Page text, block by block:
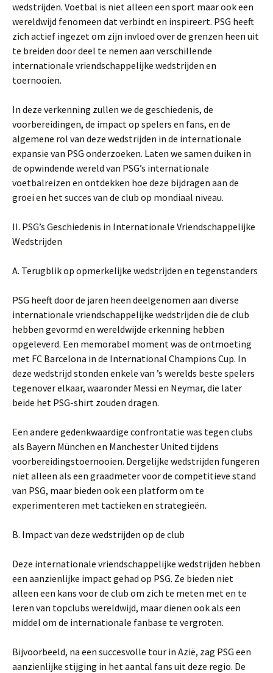
wedstrijden. Voetbal is niet alleen een sport maar ook een
wereldwijd fenomeen dat verbindt en inspireert. PSG heeft
zich actief ingezet om zijn invloed over de grenzen heen uit
te breiden door deel te nemen aan verschillende
internationale vriendschappelijke wedstrijden en
toernooien.
In deze verkenning zullen we de geschiedenis, de
voorbereidingen, de impact op spelers en fans, en de
algemene rol van deze wedstrijden in de internationale
expansie van PSG onderzoeken. Laten we samen duiken in
de opwindende wereld van PSG’s internationale
voetbalreizen en ontdekken hoe deze bijdragen aan de
groei en het succes van de club op mondiaal niveau.
II. PSG’s Geschiedenis in Internationale Vriendschappelijke
Wedstrijden
A. Terugblik op opmerkelijke wedstrijden en tegenstanders
PSG heeft door de jaren heen deelgenomen aan diverse
internationale vriendschappelijke wedstrijden die de club
hebben gevormd en wereldwijde erkenning hebben
opgeleverd. Een memorabel moment was de ontmoeting
met FC Barcelona in de International Champions Cup. In
deze wedstrijd stonden enkele van ’s werelds beste spelers
tegenover elkaar, waaronder Messi en Neymar, die later
beide het PSG-shirt zouden dragen.
Een andere gedenkwaardige confrontatie was tegen clubs
als Bayern München en Manchester United tijdens
voorbereidingstoernooien. Dergelijke wedstrijden fungeren
niet alleen als een graadmeter voor de competitieve stand
van PSG, maar bieden ook een platform om te
experimenteren met tactieken en strategieën.
B. Impact van deze wedstrijden op de club
Deze internationale vriendschappelijke wedstrijden hebben
een aanzienlijke impact gehad op PSG. Ze bieden niet
alleen een kans voor de club om zich te meten met en te
leren van topclubs wereldwijd, maar dienen ook als een
middel om de internationale fanbase te vergroten.
Bijvoorbeeld, na een succesvolle tour in Azië, zag PSG een
aanzienlijke stijging in het aantal fans uit deze regio. De